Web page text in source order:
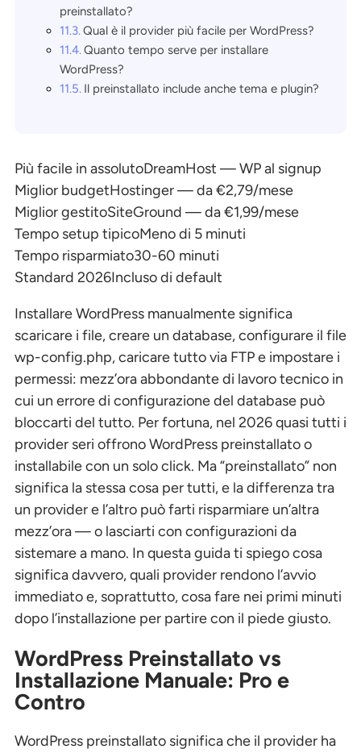
preinstallato?
Qual è il provider più facile per WordPress?
Quanto tempo serve per installare
WordPress?
Il preinstallato include anche tema e plugin?
Più facile in assolutoDreamHost — WP al signup
Miglior budgetHostinger — da €2,79/mese
Miglior gestitoSiteGround — da €1,99/mese
Tempo setup tipicoMeno di 5 minuti
Tempo risparmiato30-60 minuti
Standard 2026Incluso di default
Installare WordPress manualmente significa
scaricare i file, creare un database, configurare il file
wp-config.php, caricare tutto via FTP e impostare i
permessi: mezz’ora abbondante di lavoro tecnico in
cui un errore di configurazione del database può
bloccarti del tutto. Per fortuna, nel 2026 quasi tutti i
provider seri offrono WordPress preinstallato o
installabile con un solo click. Ma “preinstallato” non
significa la stessa cosa per tutti, e la differenza tra
un provider e l’altro può farti risparmiare un’altra
mezz’ora — o lasciarti con configurazioni da
sistemare a mano. In questa guida ti spiego cosa
significa davvero, quali provider rendono l’avvio
immediato e, soprattutto, cosa fare nei primi minuti
dopo l’installazione per partire con il piede giusto.
WordPress Preinstallato vs
Installazione Manuale: Pro e
Contro
WordPress preinstallato significa che il provider ha